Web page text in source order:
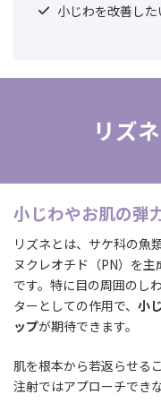
小じわを改善した
リズ
小じわやお肌の弾
リズネとは、サケ科の魚
ヌクレオチド（PN）を
です。特に目の周囲のし
ターとしての作用で、 小
ップが期待できます。
肌を根本から若返らせる
注射ではアプローチでき